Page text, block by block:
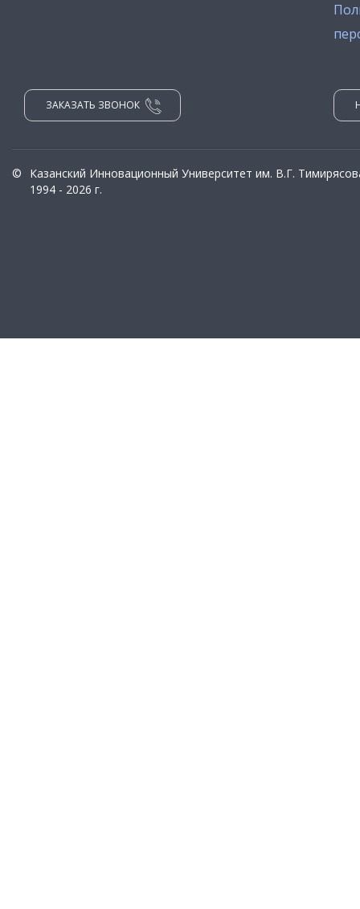
ЗАКАЗАТЬ ЗВОНОК
©
Казанский Инновационный Университет им. В.Г.
1994 - 2026 г.